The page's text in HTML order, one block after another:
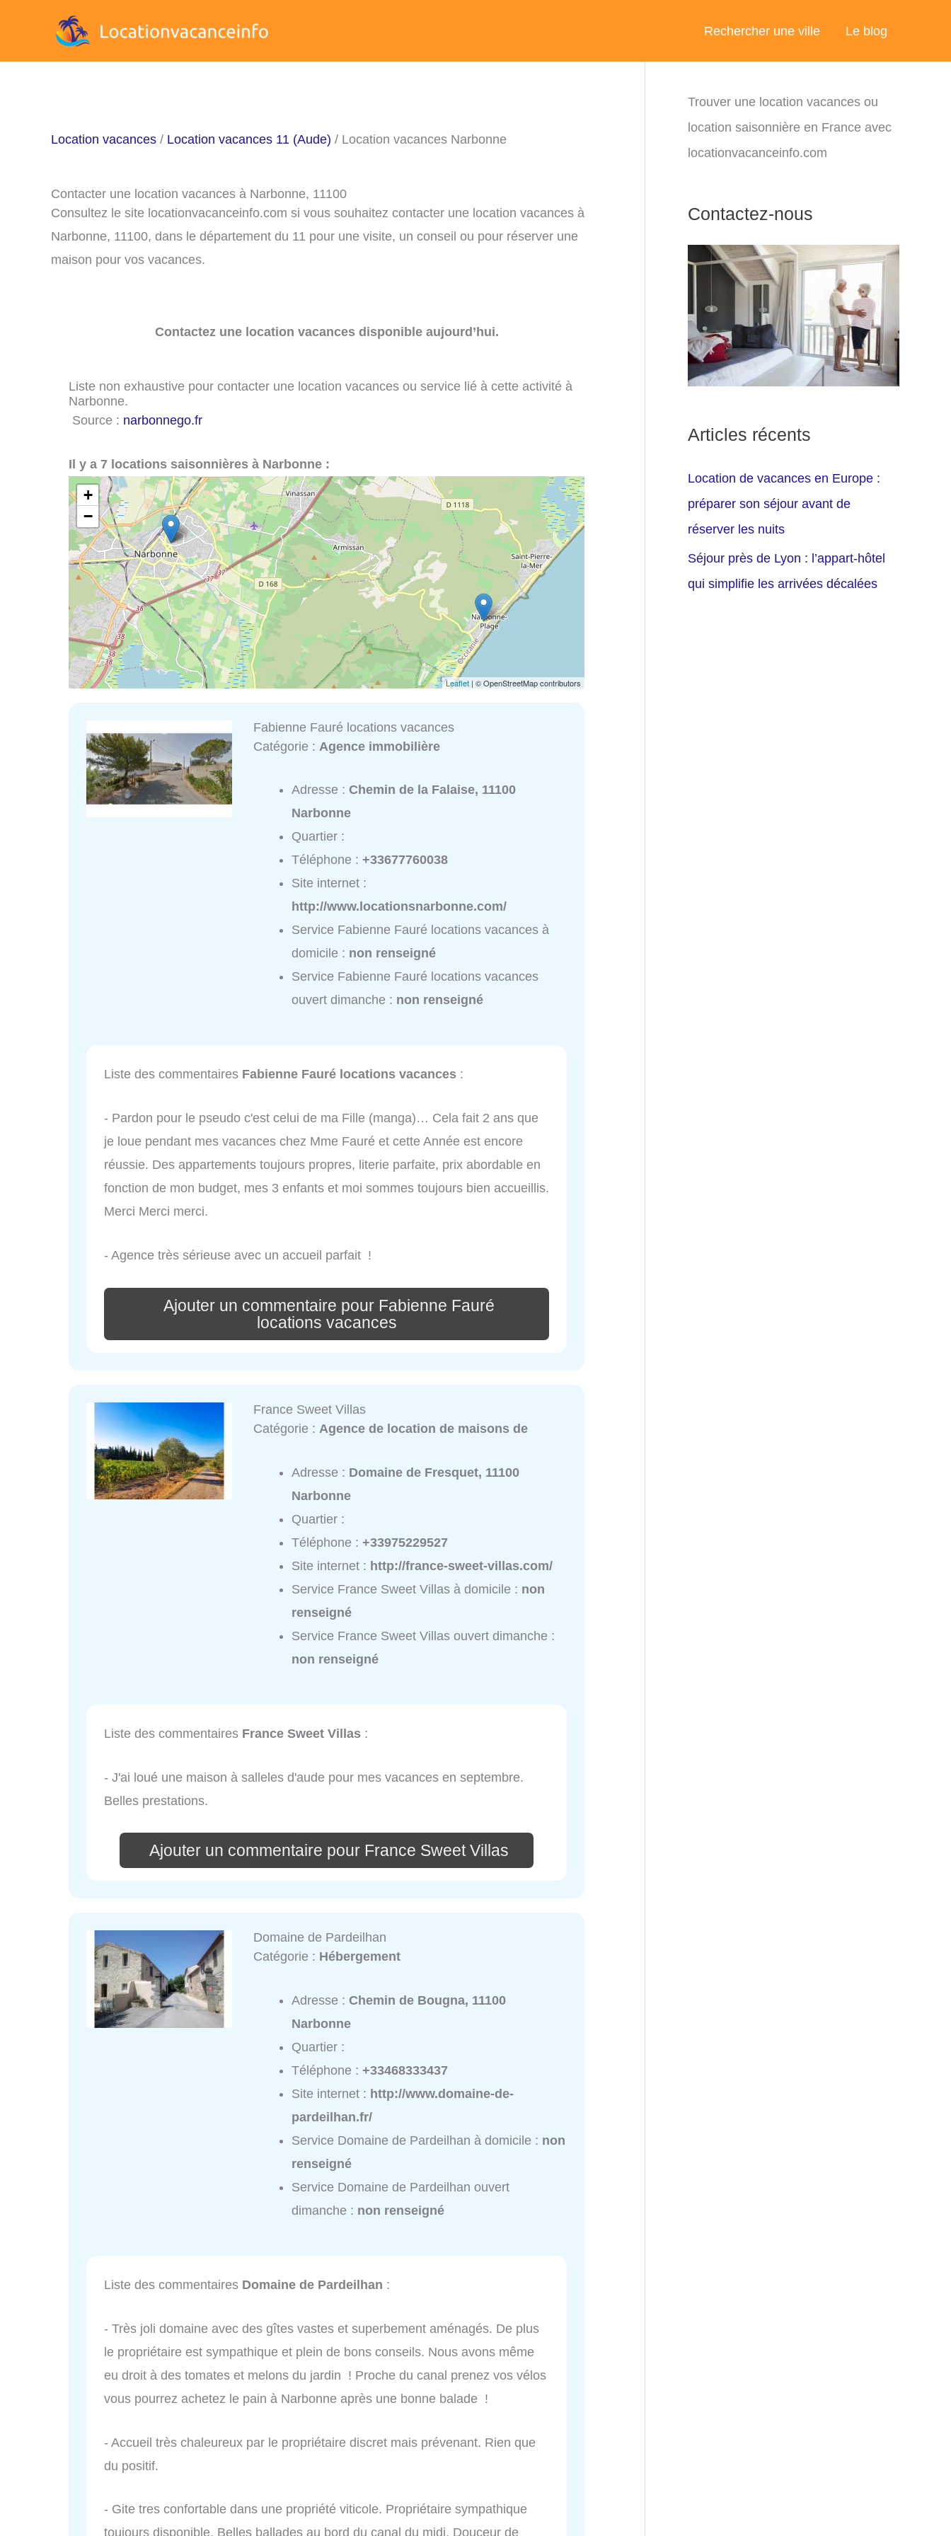
Rechercher une ville Le blog
Location vacances / Location vacances 11 (Aude) / Location vacances Narbonne
Contacter une location vacances à Narbonne, 11100
Consultez le site locationvacanceinfo.com si vous souhaitez contacter une location vacances à
Narbonne, 11100, dans le département du 11 pour une visite, un conseil ou pour réserver une
maison pour vos vacances.
Contactez une location vacances disponible aujourd’hui.
Liste non exhaustive pour contacter une location vacances ou service lié à cette activité à
Narbonne.
Source : narbonnego.fr
Il y a 7 locations saisonnières à Narbonne :
+
−
Leaflet | © OpenStreetMap contributors
Fabienne Fauré locations vacances
Catégorie : Agence immobilière
Adresse :Chemin de la Falaise, 11100
Narbonne
Quartier :
Téléphone :+33677760038
Site internet :
http://www.locationsnarbonne.com/
Service Fabienne Fauré locations vacances à
domicile : non renseigné
Service Fabienne Fauré locations vacances
ouvert dimanche : non renseigné
Liste des commentaires Fabienne Fauré locations vacances :
- Pardon pour le pseudo c'est celui de ma Fille (manga)… Cela fait 2 ans que
je loue pendant mes vacances chez Mme Fauré et cette Année est encore
réussie. Des appartements toujours propres, literie parfaite, prix abordable en
fonction de mon budget, mes 3 enfants et moi sommes toujours bien accueillis.
Merci Merci merci.
- Agence très sérieuse avec un accueil parfait !
Ajouter un commentaire pour Fabienne Fauré
locations vacances
France Sweet Villas
Catégorie : Agence de location de maisons de
Adresse : Domaine de Fresquet, 11100
Narbonne
Quartier :
Téléphone :+33975229527
Site internet : http://france-sweet-villas.com/
Service France Sweet Villas à domicile : non
renseigné
Service France Sweet Villas ouvert dimanche :
non renseigné
Liste des commentaires France Sweet Villas :
- J'ai loué une maison à salleles d'aude pour mes vacances en septembre.
Belles prestations.
Ajouter un commentaire pour France Sweet Villas
Domaine de Pardeilhan
Catégorie : Hébergement
Adresse :Chemin de Bougna, 11100
Narbonne
Quartier :
Téléphone :+33468333437
Site internet : http://www.domaine-de-
pardeilhan.fr/
Service Domaine de Pardeilhan à domicile : non
renseigné
Service Domaine de Pardeilhan ouvert
dimanche : non renseigné
Liste des commentaires Domaine de Pardeilhan :
- Très joli domaine avec des gîtes vastes et superbement aménagés. De plus
le propriétaire est sympathique et plein de bons conseils. Nous avons même
eu droit à des tomates et melons du jardin ! Proche du canal prenez vos vélos
vous pourrez achetez le pain à Narbonne après une bonne balade !
- Accueil très chaleureux par le propriétaire discret mais prévenant. Rien que
du positif.
- Gite tres confortable dans une propriété viticole. Propriétaire sympathique
toujours disponible. Belles ballades au bord du canal du midi. Douceur de
Trouver une location vacances ou
location saisonnière en France avec
locationvacanceinfo.com
Contactez-nous
Articles récents
Location de vacances en Europe :
préparer son séjour avant de
réserver les nuits
Séjour près de Lyon : l’appart-hôtel
qui simplifie les arrivées décalées